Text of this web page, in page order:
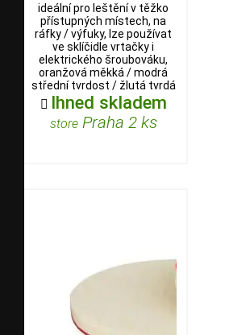
ideální pro leštění v těžko
přístupných místech, na
ráfky / výfuky, lze používat
ve sklíčidle vrtačky i
elektrického šroubováku,
oranžová měkká / modrá
střední tvrdost / žlutá tvrdá
 Ihned skladem
storePraha 2 ks